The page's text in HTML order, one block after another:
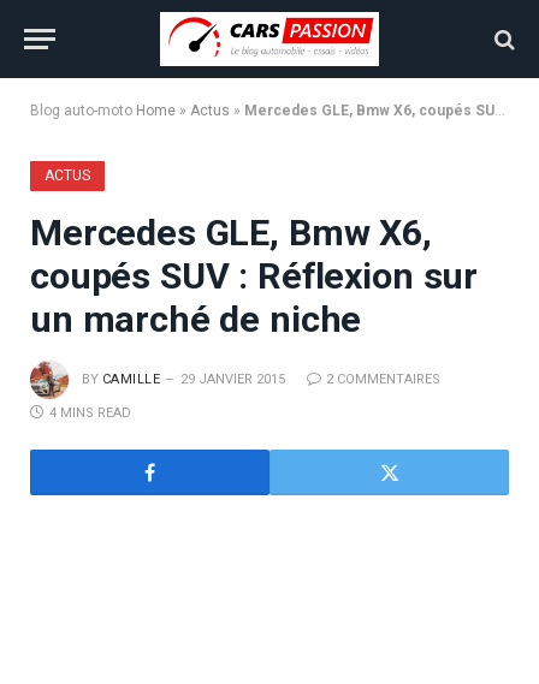
Blog auto-moto Home » Actus » Mercedes GLE, Bmw X6, coupés SUV : Réflexion sur un marché de niche
ACTUS
Mercedes GLE, Bmw X6,
coupés SUV : Réflexion sur
un marché de niche
BY CAMILLE 29 JANVIER 2015 2 COMMENTAIRES
4 MINS READ